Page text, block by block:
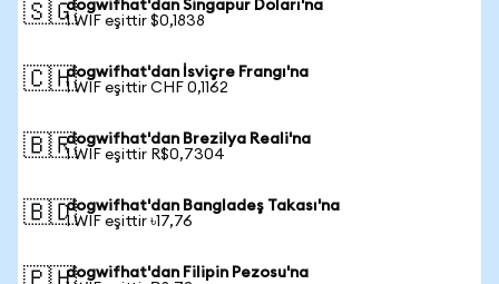
🇸🇬dogwifhat'dan Singapur Doları'na
1 WIF eşittir $0,1838
🇨🇭dogwifhat'dan İsviçre Frangı'na
1 WIF eşittir CHF 0,1162
🇧🇷dogwifhat'dan Brezilya Reali'na
1 WIF eşittir R$0,7304
🇧🇩dogwifhat'dan Bangladeş Takası'na
1 WIF eşittir ৳17,76
dogwifhat'dan Filipin Pezosu'na